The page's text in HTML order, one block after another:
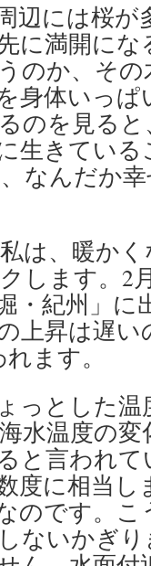
辺には桜が
に満開に
のか、そ
身体いっ
のを見る
生きてい
なんだか
は、暖か
します。2
・紀州」に
上昇は遅
ます。
っとした
水温度の
と言われて
度に相当
のです。
ないかぎ